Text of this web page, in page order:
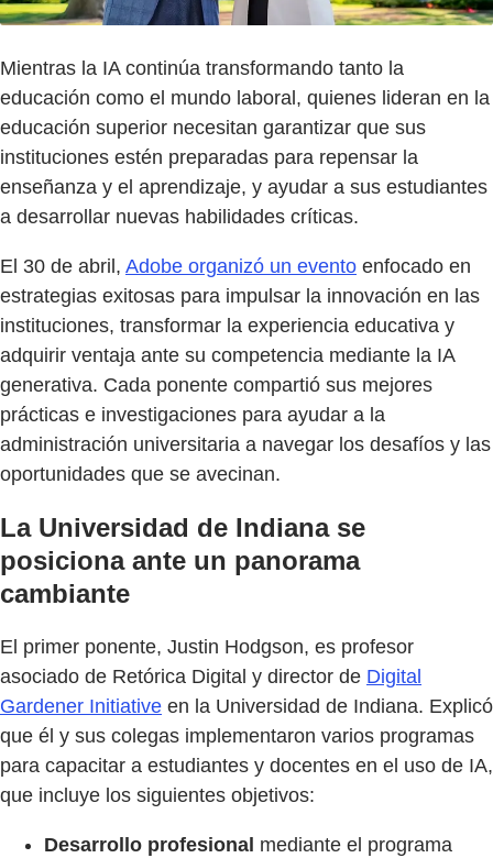
Mientras la IA continúa transformando tanto la
educación como el mundo laboral, quienes lideran en la
educación superior necesitan garantizar que sus
instituciones estén preparadas para repensar la
enseñanza y el aprendizaje, y ayudar a sus estudiantes
a desarrollar nuevas habilidades críticas.
El 30 de abril, Adobe organizó un evento enfocado en
estrategias exitosas para impulsar la innovación en las
instituciones, transformar la experiencia educativa y
adquirir ventaja ante su competencia mediante la IA
generativa. Cada ponente compartió sus mejores
prácticas e investigaciones para ayudar a la
administración universitaria a navegar los desafíos y las
oportunidades que se avecinan.
La Universidad de Indiana se
posiciona ante un panorama
cambiante
El primer ponente, Justin Hodgson, es profesor
asociado de Retórica Digital y director de Digital
Gardener Initiative en la Universidad de Indiana. Explicó
que él y sus colegas implementaron varios programas
para capacitar a estudiantes y docentes en el uso de IA,
que incluye los siguientes objetivos:
Desarrollo profesional mediante el programa